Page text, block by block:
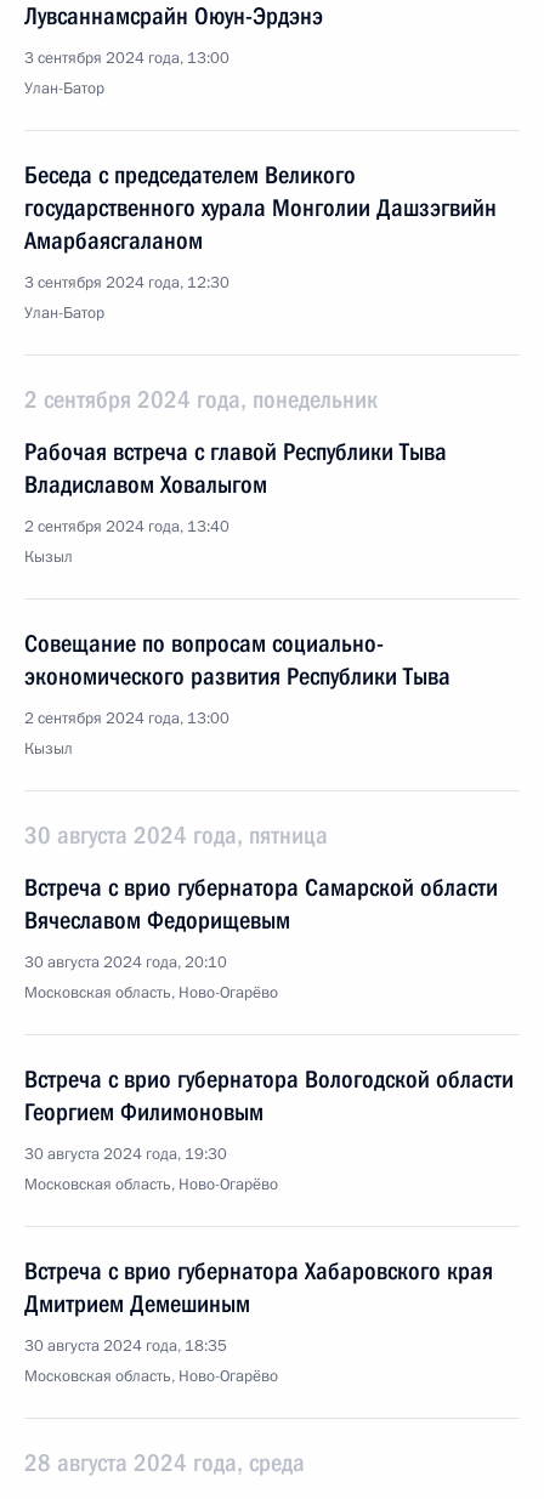
Лувсаннамсрайн Оюун-Эрдэнэ
3 сентября 2024 года, 13:00
Улан-Батор
Беседа с председателем Великого
государственного хурала Монголии Дашзэгвийн
Амарбаясгаланом
3 сентября 2024 года, 12:30
Улан-Батор
2 сентября 2024 года, понедельник
Рабочая встреча с главой Республики Тыва
Владиславом Ховалыгом
2 сентября 2024 года, 13:40
Кызыл
Совещание по вопросам социально-
экономического развития Республики Тыва
2 сентября 2024 года, 13:00
Кызыл
30 августа 2024 года, пятница
Встреча с врио губернатора Самарской области
Вячеславом Федорищевым
30 августа 2024 года, 20:10
Московская область, Ново-Огарёво
Встреча с врио губернатора Вологодской области
Георгием Филимоновым
30 августа 2024 года, 19:30
Московская область, Ново-Огарёво
Встреча с врио губернатора Хабаровского края
Дмитрием Демешиным
30 августа 2024 года, 18:35
Московская область, Ново-Огарёво
28 августа 2024 года, среда